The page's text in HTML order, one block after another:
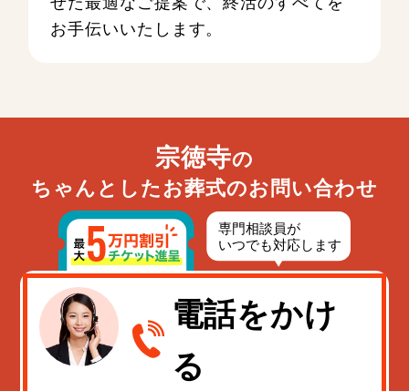
お手伝いいたします。
宗徳寺の
ちゃんとしたお葬式のお問い合わせ
電話をかけ
る